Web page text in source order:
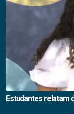
Estudantes relatam